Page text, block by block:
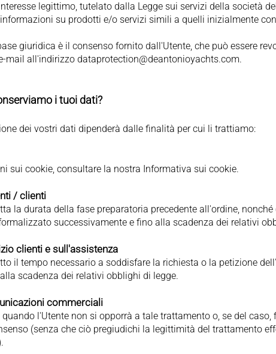
legittimo, tutelato dalla Legge sui servizi della società
informazioni su prodotti e/o servizi simili a quelli inizialmente
giuridica è il consenso fornito dall'Utente, che può essere
mail all'indirizzo dataprotection@deantonioyachts.com.
i tuoi dati?
dei vostri dati dipenderà dalle finalità per cui li trattiamo:
sui cookie, consultare la nostra Informativa sui cookie.
/ clienti
la durata della fase preparatoria precedente all'ordine,
successivamente e fino alla scadenza dei relativi
clienti e sull'assistenza
il tempo necessario a soddisfare la richiesta o la petizione
scadenza dei relativi obblighi di legge.
commerciali
l'Utente non si opporrà a tale trattamento o, se del caso,
(senza che ciò pregiudichi la legittimità del trattamento